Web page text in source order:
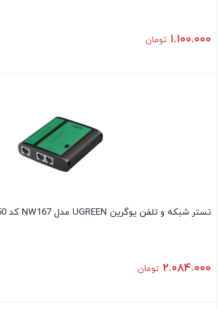
۱.۱۰۰.۰۰۰ تومان
تستر شبکه و تلفن یوگرین UGREEN مدل NW167 کد 10950مدل: 10950
۲.۰۸۴.۰۰۰ تومان